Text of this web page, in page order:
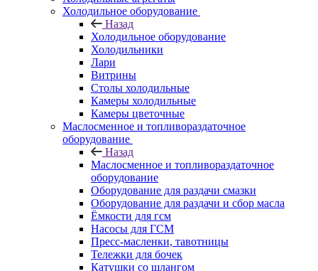
Холодильное оборудование
Назад
Холодильное оборудование
Холодильники
Лари
Витрины
Столы холодильные
Камеры холодильные
Камеры цветочные
Маслосменное и топливораздаточное
оборудование
Назад
Маслосменное и топливораздаточное
оборудование
Оборудование для раздачи смазки
Оборудование для раздачи и сбор масла
Ёмкости для гсм
Насосы для ГСМ
Пресс-масленки, тавотницы
Тележки для бочек
Катушки со шлангом